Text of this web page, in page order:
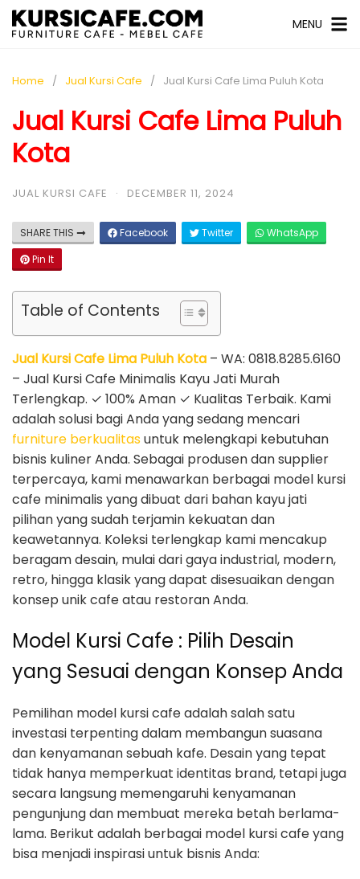
MENU
Home Jual Kursi Cafe Jual Kursi Cafe Lima Puluh Kota
Jual Kursi Cafe Lima Puluh
Kota
JUAL KURSI CAFE · DECEMBER 11, 2024
SHARE THIS Facebook Twitter
WhatsApp
Pin It
Table of Contents
Jual Kursi Cafe Lima Puluh Kota – WA: 0818.8285.6160
– Jual Kursi Cafe Minimalis Kayu Jati Murah
Terlengkap. ✓ 100% Aman ✓ Kualitas Terbaik. Kami
adalah solusi bagi Anda yang sedang mencari
furniture berkualitasuntuk melengkapi kebutuhan
bisnis kuliner Anda. Sebagai produsen dan supplier
terpercaya, kami menawarkan berbagai model kursi
cafe minimalis yang dibuat dari bahan kayu jati
pilihan yang sudah terjamin kekuatan dan
keawetannya. Koleksi terlengkap kami mencakup
beragam desain, mulai dari gaya industrial, modern,
retro, hingga klasik yang dapat disesuaikan dengan
konsep unik cafe atau restoran Anda.
Model Kursi Cafe : Pilih Desain
yang Sesuai dengan Konsep Anda
Pemilihan model kursi cafe adalah salah satu
investasi terpenting dalam membangun suasana
dan kenyamanan sebuah kafe. Desain yang tepat
tidak hanya memperkuat identitas brand, tetapi juga
secara langsung memengaruhi kenyamanan
pengunjung dan membuat mereka betah berlama-
lama. Berikut adalah berbagai model kursi cafe yang
bisa menjadi inspirasi untuk bisnis Anda: